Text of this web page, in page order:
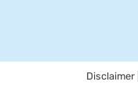
Disclaimer